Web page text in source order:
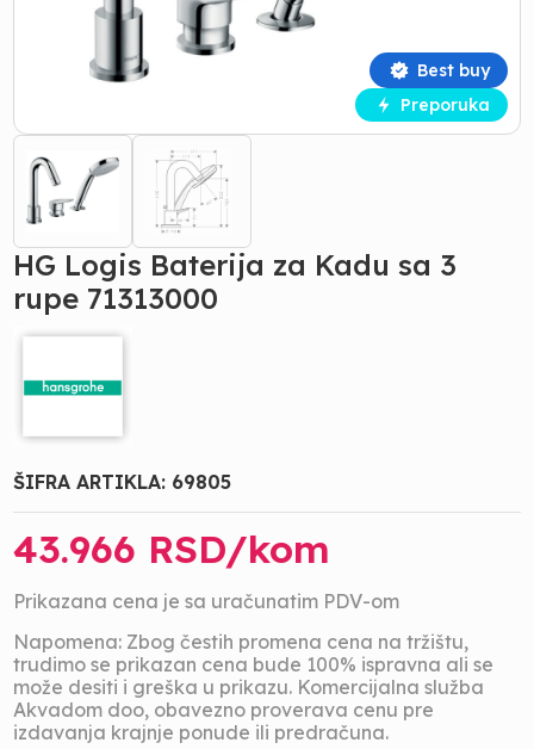
Best buy
Preporuka
HG Logis Baterija za Kadu sa 3
rupe 71313000
ŠIFRA ARTIKLA: 69805
43.966 RSD/kom
Prikazana cena je sa uračunatim PDV-om
Napomena: Zbog čestih promena cena na tržištu,
trudimo se prikazan cena bude 100% ispravna ali se
može desiti i greška u prikazu. Komercijalna služba
Akvadom doo, obavezno proverava cenu pre
izdavanja krajnje ponude ili predračuna.